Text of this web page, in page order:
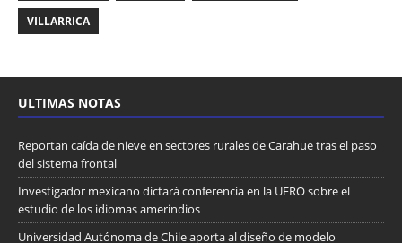
VILLARRICA
ULTIMAS NOTAS
Reportan caída de nieve en sectores rurales de Carahue tras el paso
del sistema frontal
Investigador mexicano dictará conferencia en la UFRO sobre el
estudio de los idiomas amerindios
Universidad Autónoma de Chile aporta al diseño de modelo